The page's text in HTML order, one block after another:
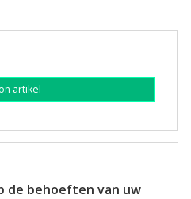
artikel
de behoeften van uw